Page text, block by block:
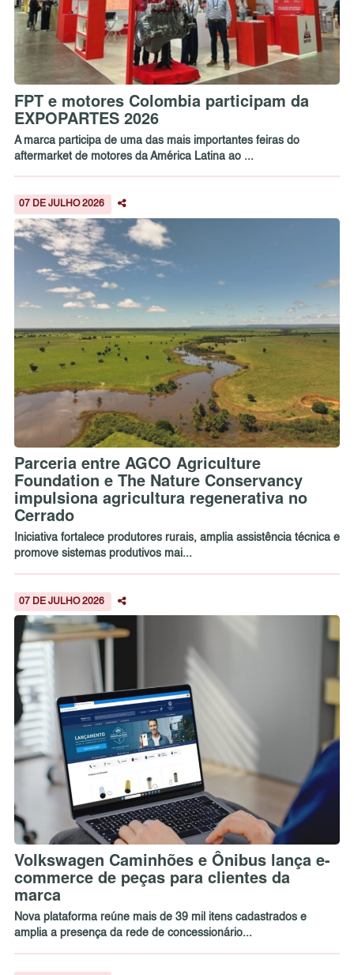
FPT e motores Colombia participam da
EXPOPARTES 2026
A marca participa de uma das mais importantes feiras do
aftermarket de motores da América Latina ao ...
07 DE JULHO 2026
Parceria entre AGCO Agriculture
Foundation e The Nature Conservancy
impulsiona agricultura regenerativa no
Cerrado
Iniciativa fortalece produtores rurais, amplia assistência técnica e
promove sistemas produtivos mai...
07 DE JULHO 2026
Volkswagen Caminhões e Ônibus lança e-
commerce de peças para clientes da
marca
Nova plataforma reúne mais de 39 mil itens cadastrados e
amplia a presença da rede de concessionário...